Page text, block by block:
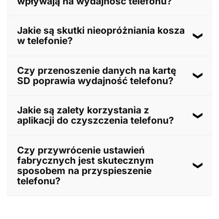
miejsca na nowe dane.
Tak, aktualizacje często zawierają poprawki
optymalizacyjne, które mogą poprawić wydajność i
stabilność urządzenia.
Jakie są skutki nieopróżniania kosza
w telefonie?
Pomijanie czyszczenia kosza prowadzi do zapełnienia
pamięci urządzenia, co może skutkować
spowolnieniem jego działania.
Czy przenoszenie danych na kartę
SD poprawia wydajność telefonu?
Tak, przenoszenie danych na kartę SD zwalnia pamięć
wewnętrzną, co może przyczynić się do poprawy
wydajności urządzenia.
Jakie są zalety korzystania z
aplikacji do czyszczenia telefonu?
Aplikacje te automatyzują proces usuwania zbędnych
plików, co oszczędza czas i pomaga utrzymać
urządzenie w optymalnym stanie.
Czy przywrócenie ustawień
fabrycznych jest skutecznym
sposobem na przyspieszenie
telefonu?